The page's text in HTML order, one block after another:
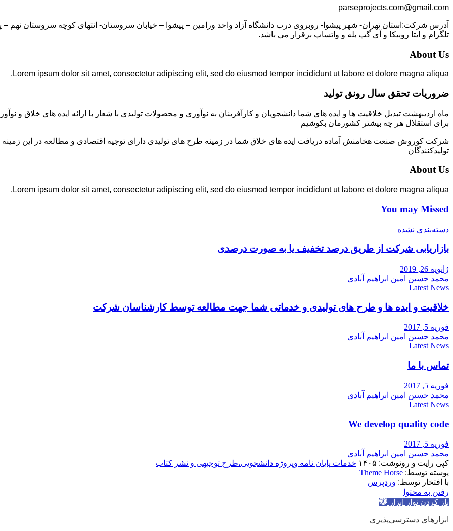
parseprojects.com@gmail.com
تلگرام و ایتا روبیکا و آی گپ بله و واتساپ برقرار می باشد.
About Us
Lorem ipsum dolor sit amet, consectetur adipiscing elit, sed do eiusmod tempor incididunt ut labore et dolore magna aliqua.
ضروریات تحقق سال رونق تولید
ماه اردیبهشت تبدیل خلاقیت ها و ایده های شما دانشجویان و کارآفرینان به نوآوری و محصولات تولیدی با شعار با ارائه ایده های خلاق
برای استقلال هر چه بیشتر کشورمان بکوشیم
شرکت کوروش صنعت هخامنش آماده دریافت ایده های خلاق شما در زمینه طرح های تولیدی دارای توجیه اقتصادی و مطالعه در این
تولیدکنندگان
About Us
Lorem ipsum dolor sit amet, consectetur adipiscing elit, sed do eiusmod tempor incididunt ut labore et dolore magna aliqua.
You may Missed
دسته‌بندی نشده
بازاریابی شرکت از طریق درصد تخفیف یا به صورت درصدی
ژانویه 26, 2019
محمد حسین امین ابراهیم آبادی
Latest News
خلاقیت و ایده ها و طرح های تولیدی و خدماتی شما جهت مطالعه توسط کارشناسان شرکت
فوریه 5, 2017
محمد حسین امین ابراهیم آبادی
Latest News
تماس با ما
فوریه 5, 2017
محمد حسین امین ابراهیم آبادی
Latest News
We develop quality code
فوریه 5, 2017
محمد حسین امین ابراهیم آبادی
کپی رایت و رونوشت: ۱۴۰۵
خدمات پایان نامه وپروژه دانشجویی،طرح توجیهی و نشر کتاب
پوسته توسط: Theme Horse
با افتخار توسط: وردپرس
رفتن به محتوا
باز کردن نوار ابزار
ابزارهای دسترسی‌پذیری